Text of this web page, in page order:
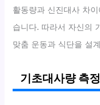
활동량과 신진대사 차
습니다. 따라서 자신의
맞춤 운동과 식단을 설
기초대사량 측